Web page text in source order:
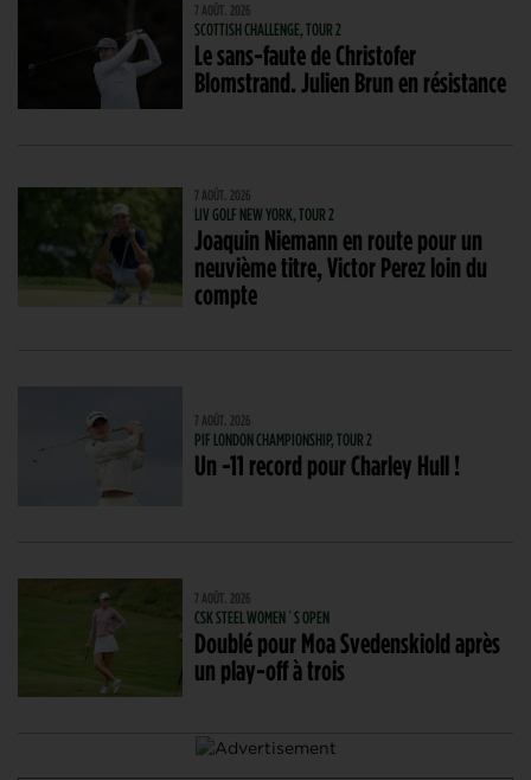
7 AOÛT. 2026
SCOTTISH CHALLENGE, TOUR 2
Le sans-faute de Christofer
Blomstrand. Julien Brun en résistance
7 AOÛT. 2026
LIV GOLF NEW YORK, TOUR 2
Joaquin Niemann en route pour un
neuvième titre, Victor Perez loin du
compte
7 AOÛT. 2026
PIF LONDON CHAMPIONSHIP, TOUR 2
Un -11 record pour Charley Hull !
7 AOÛT. 2026
CSK STEEL WOMEN´S OPEN
Doublé pour Moa Svedenskiold après
un play-off à trois